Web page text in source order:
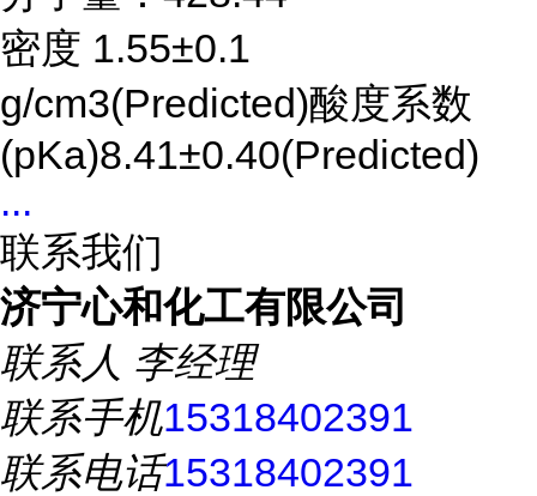
密度 1.55±0.1
g/cm3(Predicted)酸度系数
(pKa)8.41±0.40(Predicted)
...
联系我们
济宁心和化工有限公司
联系人 李经理
联系手机15318402391
联系电话15318402391